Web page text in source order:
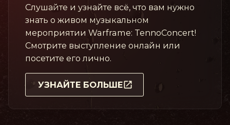
Слушайте и узнайте всё, что вам нужно
знать о живом музыкальном
мероприятии Warframe: TennoConcert!
Смотрите выступление онлайн или
посетите его лично.
УЗНАЙТЕ БОЛЬШЕ